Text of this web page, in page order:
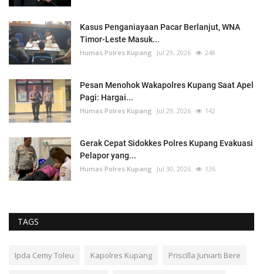
Kasus Penganiayaan Pacar Berlanjut, WNA
Timor-Leste Masuk...
Humas Polres Kupang Jul 29, 2026 248
Pesan Menohok Wakapolres Kupang Saat Apel
Pagi: Hargai...
Humas Polres Kupang Jul 29, 2026 142
Gerak Cepat Sidokkes Polres Kupang Evakuasi
Pelapor yang...
Humas Polres Kupang Jul 30, 2026 136
TAGS
Ipda Cemy Toleu Kapolres Kupang Priscilla Juniarti Bere